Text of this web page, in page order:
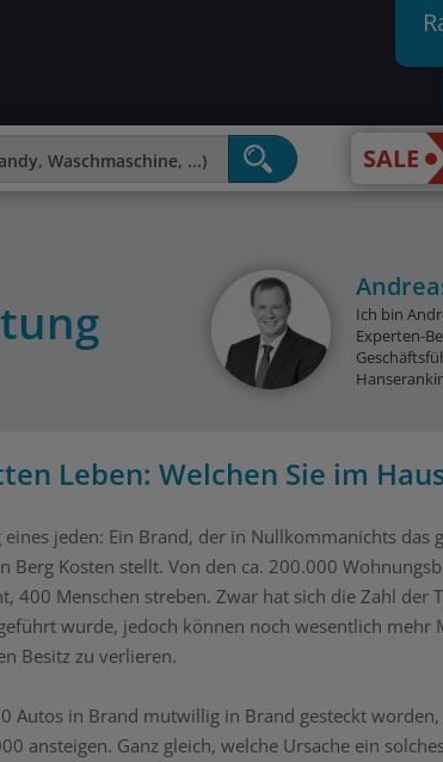
SALE
Ich bin
Experten-
Leben: Welchen Sie im
jeden: Ein Brand, der in Nullkommanichts das
Berg Kosten stellt. Von den ca. 200.000
400 Menschen streben. Zwar hat sich die Zahl der
wurde, jedoch können noch wesentlich mehr
Besitz zu verlieren.
Autos in Brand mutwillig in Brand gesteckt
ansteigen. Ganz gleich, welche Ursache ein